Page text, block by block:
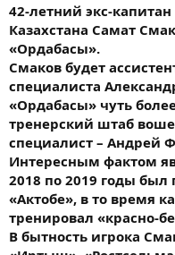
42-летний экс-
Казахстана Самат
«Ордабасы».
Смаков будет
специалиста
«Ордабасы» чуть
тренерский штаб
специалист – Андрей
Интересным фактом
2018 по 2019 годы
«Актобе», в то время
тренировал «красно-
В бытность игрока